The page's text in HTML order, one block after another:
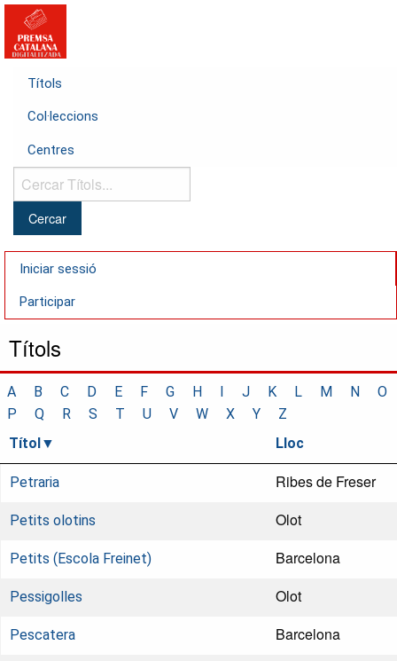
Títols
Col·leccions
Centres
Cercar
Títols...
Iniciar sessió
Participar
Títols
A B C D E F G H I J K L M N
O
P
Q R S T U V W X Y
Z
Títol
Lloc
Petraria Ribes de Freser
Petits olotins Olot
Petits (Escola Freinet) Barcelona
Pessigolles Olot
Pescatera Barcelona